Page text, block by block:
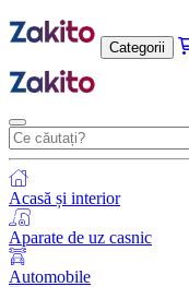
Categorii
Acasă și interior
Aparate de uz casnic
Automobile